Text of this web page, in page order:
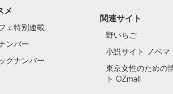
メ
ェ特別連載
ンバー
クナンバー
関連サイト
野いちご
小説サイト ノベマ
東京女性のための
ト OZmall